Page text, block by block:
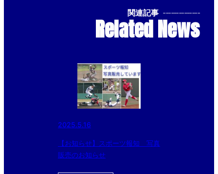
関連記事 --------------
Related News
2025.5.16
【お知らせ】スポーツ報知 写真
販売のお知らせ